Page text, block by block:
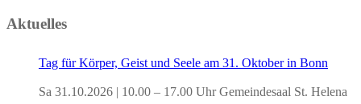
Aktuelles
Tag für Körper, Geist und Seele am 31. Oktober in Bonn
Sa 31.10.2026 | 10.00 – 17.00 Uhr Gemeindesaal St. Helena